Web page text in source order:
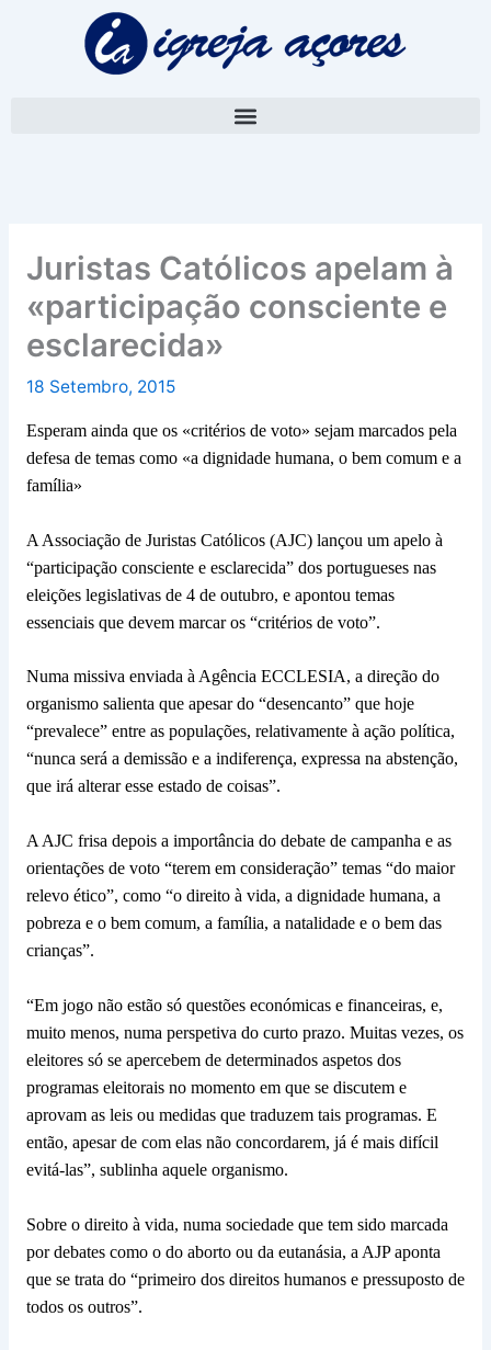
Juristas Católicos apelam à
«participação consciente e
esclarecida»
18 Setembro, 2015
Esperam ainda que os «critérios de voto» sejam marcados pela
defesa de temas como «a dignidade humana, o bem comum e a
família»
A Associação de Juristas Católicos (AJC) lançou um apelo à
“participação consciente e esclarecida” dos portugueses nas
eleições legislativas de 4 de outubro, e apontou temas
essenciais que devem marcar os “critérios de voto”.
Numa missiva enviada à Agência ECCLESIA, a direção do
organismo salienta que apesar do “desencanto” que hoje
“prevalece” entre as populações, relativamente à ação política,
“nunca será a demissão e a indiferença, expressa na abstenção,
que irá alterar esse estado de coisas”.
A AJC frisa depois a importância do debate de campanha e as
orientações de voto “terem em consideração” temas “do maior
relevo ético”, como “o direito à vida, a dignidade humana, a
pobreza e o bem comum, a família, a natalidade e o bem das
crianças”.
“Em jogo não estão só questões económicas e financeiras, e,
muito menos, numa perspetiva do curto prazo. Muitas vezes, os
eleitores só se apercebem de determinados aspetos dos
programas eleitorais no momento em que se discutem e
aprovam as leis ou medidas que traduzem tais programas. E
então, apesar de com elas não concordarem, já é mais difícil
evitá-las”, sublinha aquele organismo.
Sobre o direito à vida, numa sociedade que tem sido marcada
por debates como o do aborto ou da eutanásia, a AJP aponta
que se trata do “primeiro dos direitos humanos e pressuposto de
todos os outros”.